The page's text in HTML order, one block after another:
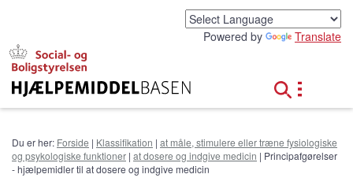
Powered by Translate
Du er her: Forside | Klassifikation | at måle, stimulere eller træne fysiologiske
og psykologiske funktioner | at dosere og indgive medicin | Principafgørelser
- hjælpemidler til at dosere og indgive medicin